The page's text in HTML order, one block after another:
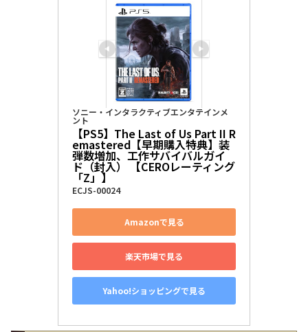
ソニー・インタラクティブエンタテインメ
ント
【PS5】The Last of Us Part II R
emastered【早期購入特典】装
弾数増加、工作サバイバルガイ
ド（封入） 【CEROレーティング
「Z」】
ECJS-00024
Amazonで見る
楽天市場で見る
Yahoo!ショッピングで見る